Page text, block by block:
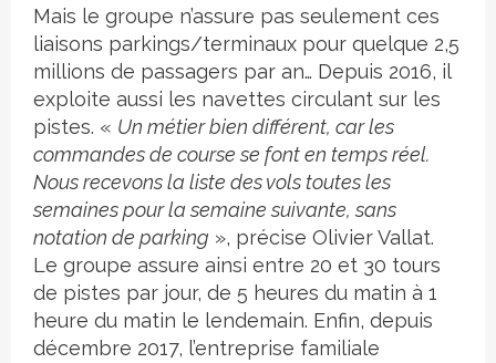
Mais le groupe n’assure pas seulement ces
liaisons parkings/terminaux pour quelque 2,5
millions de passagers par an… Depuis 2016, il
exploite aussi les navettes circulant sur les
pistes. « Un métier bien différent, car les
commandes de course se font en temps réel.
Nous recevons la liste des vols toutes les
semaines pour la semaine suivante, sans
notation de parking », précise Olivier Vallat.
Le groupe assure ainsi entre 20 et 30 tours
de pistes par jour, de 5 heures du matin à 1
heure du matin le lendemain. Enfin, depuis
décembre 2017, l’entreprise familiale